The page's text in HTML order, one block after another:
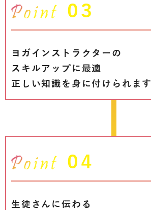
03
ヨガインストラクターの
スキルアップに最適
正しい知識を身に付けられます
04
生徒さんに伝わる